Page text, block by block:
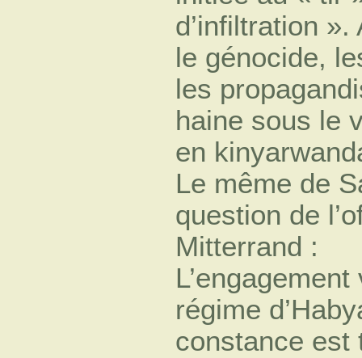
d’infiltration
le génocide,
les
haine sous le
en
Le même de
question de
Mitterrand :
régime
constance est